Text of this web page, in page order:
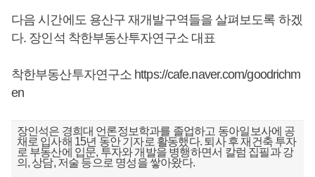
다음 시간에도 용산구 재개발구역들을 살펴보도록 하겠
다. 장인석 착한부동산투자연구소 대표
착한부동산투자연구소 https://cafe.naver.com/goodrichm
en
장인석은 경희대 언론정보학과를 졸업하고 동아일보사에 공
채로 입사해 15년 동안 기자로 활동했다. 퇴사 후 재건축 투자
로 부동산에 입문, 투자와 개발을 병행하면서 칼럼 집필과 강
의, 상담, 저술 등으로 명성을 쌓아왔다.